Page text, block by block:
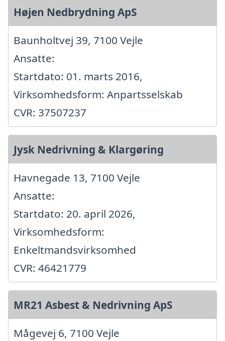
Højen Nedbrydning ApS
Baunholtvej 39, 7100 Vejle
Ansatte:
Startdato: 01. marts 2016,
Virksomhedsform: Anpartsselskab
CVR: 37507237
Jysk Nedrivning & Klargøring
Havnegade 13, 7100 Vejle
Ansatte:
Startdato: 20. april 2026,
Virksomhedsform:
Enkeltmandsvirksomhed
CVR: 46421779
MR21 Asbest & Nedrivning ApS
Mågevej 6, 7100 Vejle